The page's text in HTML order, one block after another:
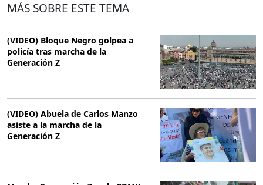
MÁS SOBRE ESTE TEMA
(VIDEO) Bloque Negro golpea a
policía tras marcha de la
Generación Z
(VIDEO) Abuela de Carlos Manzo
asiste a la marcha de la
Generación Z